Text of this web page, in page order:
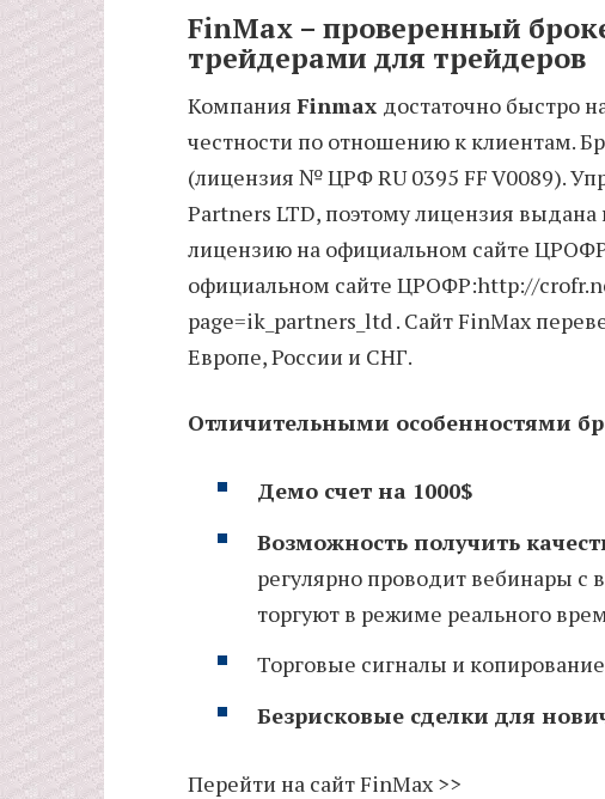
FinMax – проверенный
трейдерами для трейдеров
Компания Finmax достаточно быстро
честности по отношению к клиентам.
(лицензия № ЦРФ RU 0395 FF V0089).
Partners LTD, поэтому лицензия
лицензию на официальном сайте
официальном сайте ЦРОФР:http://
page=ik_partners_ltd . Сайт FinMax
Европе, России и СНГ.
Отличительными особенностями
Демо счет на 1000$
Возможность получить
регулярно проводит вебинары
торгуют в режиме реального
Торговые сигналы и
Безрисковые сделки для
Перейти на сайт FinMax >>